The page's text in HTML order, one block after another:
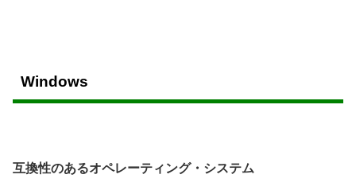
Windows
互換性のあるオペレーティング・システム